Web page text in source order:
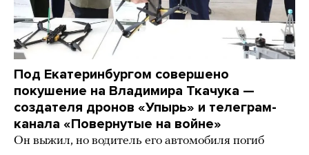
Под Екатеринбургом совершено
покушение на Владимира Ткачука —
создателя дронов «Упырь» и телеграм-
канала «Повернутые на войне»
Он выжил, но водитель его автомобиля погиб